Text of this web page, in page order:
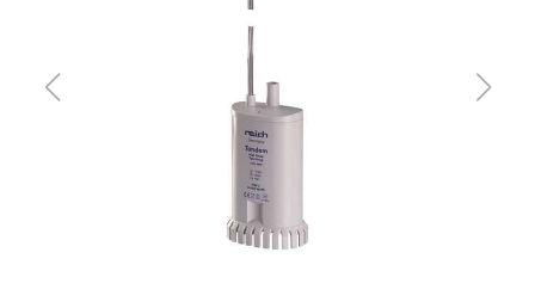
Rengjøring & Vedlikehold